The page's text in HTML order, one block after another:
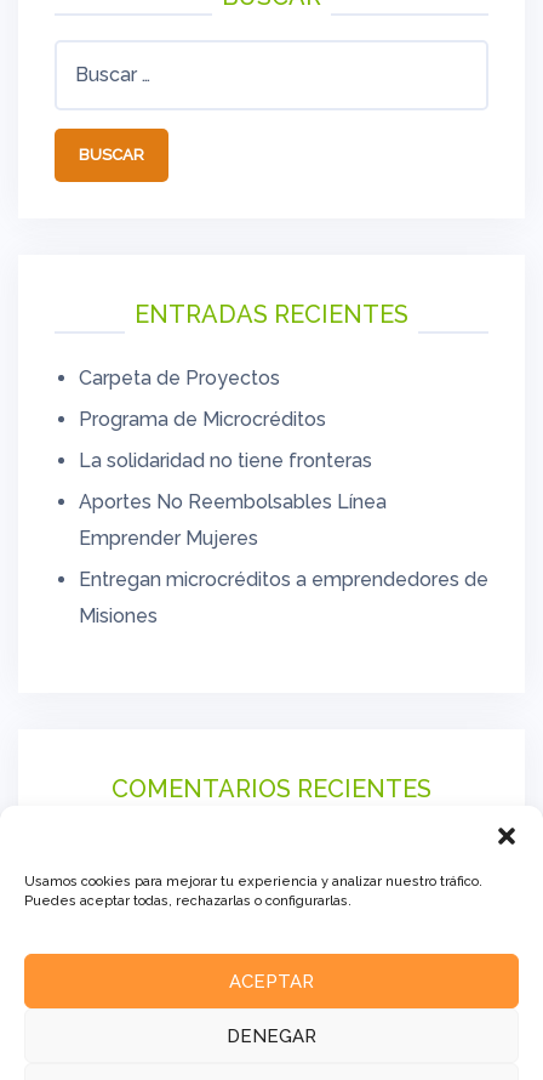
Usamos cookies para mejorar tu experiencia y analizar nuestro tráfico.
Puedes aceptar todas, rechazarlas o configurarlas.
ACEPTAR
DENEGAR
ENTRADAS RECIENTES
Carpeta de Proyectos
Programa de Microcréditos
La solidaridad no tiene fronteras
Aportes No Reembolsables Línea
Emprender Mujeres
Entregan microcréditos a emprendedores de
Misiones
COMENTARIOS RECIENTES